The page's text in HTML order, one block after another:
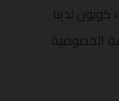
لدينا
الخصوصية